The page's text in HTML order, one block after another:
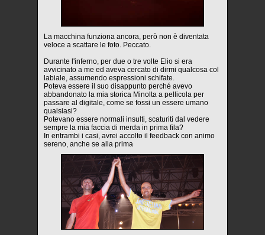
La macchina funziona ancora, però non è diventata
veloce a scattare le foto. Peccato.
Durante l'inferno, per due o tre volte Elio si era
avvicinato a me ed aveva cercato di dirmi qualcosa col
labiale, assumendo espressioni schifate.
Poteva essere il suo disappunto perché avevo
abbandonato la mia storica Minolta a pellicola per
passare al digitale, come se fossi un essere umano
qualsiasi?
Potevano essere normali insulti, scaturiti dal vedere
sempre la mia faccia di merda in prima fila?
In entrambi i casi, avrei accolto il feedback con animo
sereno, anche se alla prima